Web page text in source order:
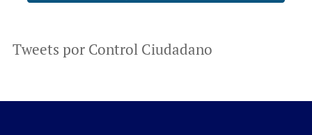
Tweets por Control Ciudadano